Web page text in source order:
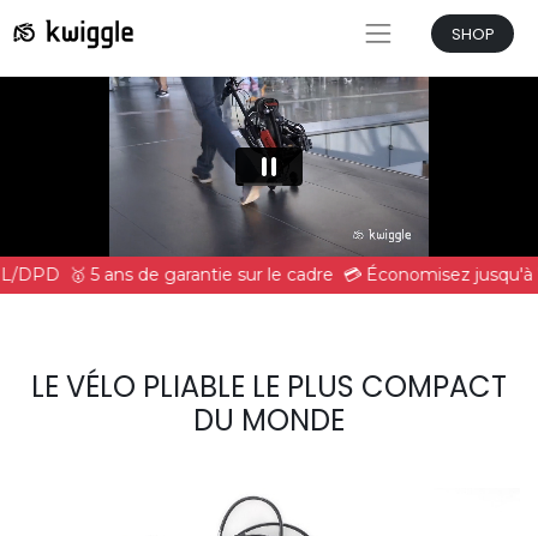
SHOP
DPD 🥇 5 ans de garantie sur le cadre 💳 Économisez
LE VÉLO PLIABLE LE PLUS COMPACT
DU MONDE